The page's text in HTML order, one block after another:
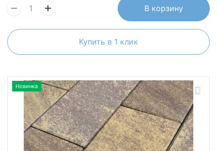
В корзину
Купить в 1 клик
Новинка